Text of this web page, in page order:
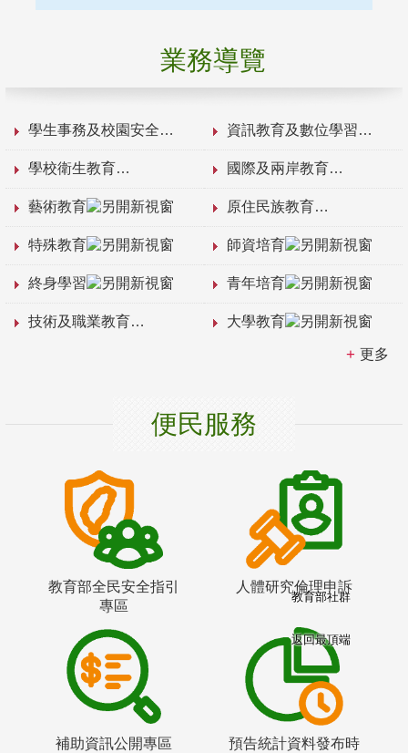
業務導覽
學生事務及校園安全 資訊教育及數位學習
學校衛生教育 國際及兩岸教育
藝術教育 原住民族教育
特殊教育 師資培育
終身學習 青年培育
技術及職業教育 大學教育
更多
便民服務
教育部全民安全指引
專區
人體研究倫理申訴
補助資訊公開專區
預告統計資料發布時
教育部社群
返回最頂端